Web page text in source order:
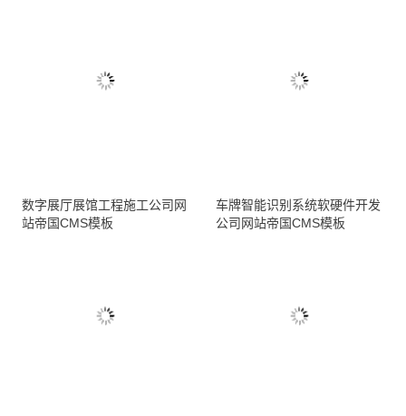
数字展厅展馆工程施工公司网
站帝国CMS模板
车牌智能识别系统软硬件开发
公司网站帝国CMS模板